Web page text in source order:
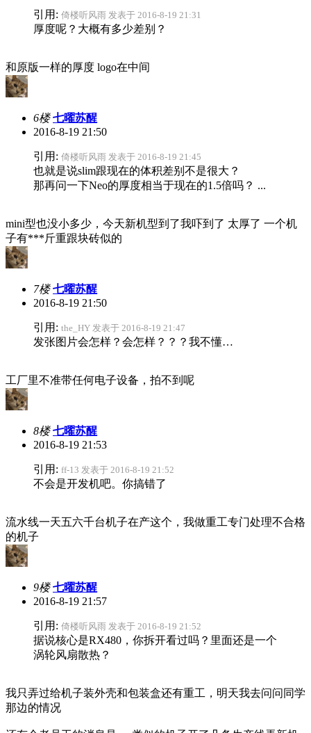
引用: 倚楼听风雨 发表于 2016-8-19 21:31
厚度呢？大概有多少差别？
和原版一样的厚度 logo在中间
6楼 七曜苏醒
2016-8-19 21:50
引用: 倚楼听风雨 发表于 2016-8-19 21:45
也就是说slim跟现在的体积差别不是很大？
那再问一下Neo的厚度相当于现在的1.5倍吗？ ...
mini型也没小多少，今天新机型到了我吓到了 太厚了 一个机
子有***斤重跟块砖似的
7楼 七曜苏醒
2016-8-19 21:50
引用: the_HY 发表于 2016-8-19 21:47
发张图片会怎样？会怎样？？？我不懂…
工厂里不准带任何电子设备，拍不到呢
8楼 七曜苏醒
2016-8-19 21:53
引用: ff-13 发表于 2016-8-19 21:52
不会是开发机吧。你搞错了
流水线一天五六千台机子在产这个，我做重工专门处理不合格
的机子
9楼 七曜苏醒
2016-8-19 21:57
引用: 倚楼听风雨 发表于 2016-8-19 21:52
据说核心是RX480，你拆开看过吗？里面还是一个
涡轮风扇散热？
我只弄过给机子装外壳和包装盒还有重工，明天我去问问同学
那边的情况